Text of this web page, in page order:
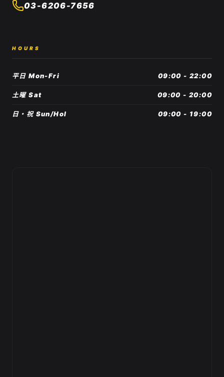
03-6206-7656
HOURS
平日 Mon-Fri 09:00 - 22:00
土曜 Sat 09:00 - 20:00
日・祝 Sun/Hol 09:00 - 19:00